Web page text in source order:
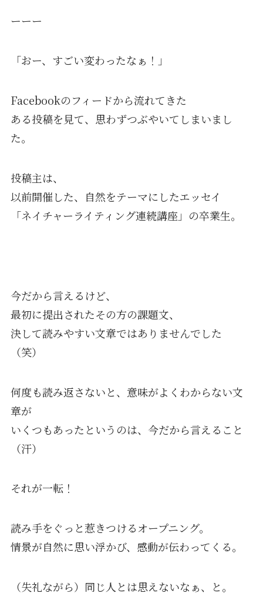
ーーー
「おー、すごい変わったなぁ！」
Facebookのフィードから流れてきた
ある投稿を見て、思わずつぶやいてしまいまし
た。
投稿主は、
以前開催した、自然をテーマにしたエッセイ
「ネイチャーライティング連続講座」の卒業生。
今だから言えるけど、
最初に提出されたその方の課題文、
決して読みやすい文章ではありませんでした
（笑）
何度も読み返さないと、意味がよくわからない文
章が
いくつもあったというのは、今だから言えること
（汗）
それが一転！
読み手をぐっと惹きつけるオープニング。
情景が自然に思い浮かび、感動が伝わってくる。
（失礼ながら）同じ人とは思えないなぁ、と。